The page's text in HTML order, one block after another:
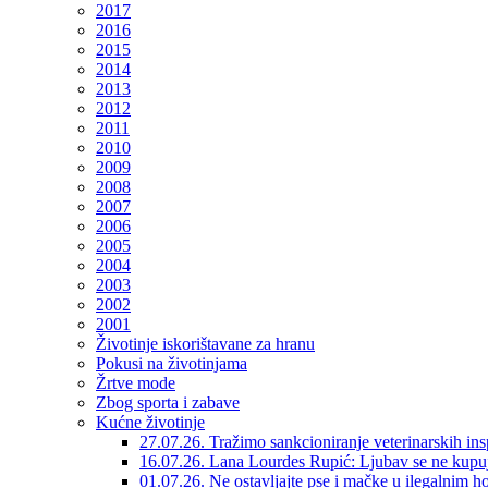
2017
2016
2015
2014
2013
2012
2011
2010
2009
2008
2007
2006
2005
2004
2003
2002
2001
Životinje iskorištavane za hranu
Pokusi na životinjama
Žrtve mode
Zbog sporta i zabave
Kućne životinje
27.07.26. Tražimo sankcioniranje veterinarskih
16.07.26. Lana Lourdes Rupić: Ljubav se ne
01.07.26. Ne ostavljajte pse i mačke u ilegalnim